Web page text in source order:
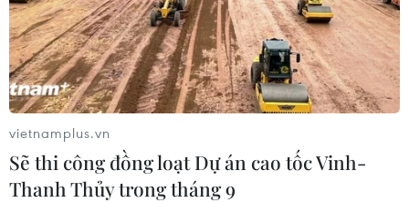
Hội nghị diễn ra tại Thủ đô Tehran của Iran nhằm mục
đích kêu gọi dỡ bỏ lệnh phong tỏa ở Dải Gaza và đảm
bảo cung cấp thêm viện trợ nhân đạo cho vùng lãnh thổ
ven biển đang bị phong tỏa của Palestine.
vietnamplus.vn
Sẽ thi công đồng loạt Dự án cao tốc Vinh-
Thanh Thủy trong tháng 9